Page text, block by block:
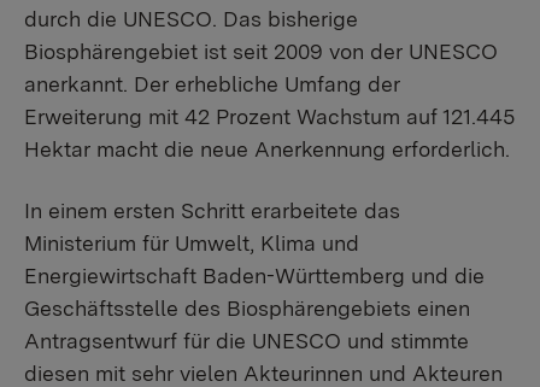
durch die UNESCO. Das bisherige
Biosphärengebiet ist seit 2009 von der UNESCO
anerkannt. Der erhebliche Umfang der
Erweiterung mit 42 Prozent Wachstum auf 121.445
Hektar macht die neue Anerkennung erforderlich.
In einem ersten Schritt erarbeitete das
Ministerium für Umwelt, Klima und
Energiewirtschaft Baden-Württemberg und die
Geschäftsstelle des Biosphärengebiets einen
Antragsentwurf für die UNESCO und stimmte
diesen mit sehr vielen Akteurinnen und Akteuren